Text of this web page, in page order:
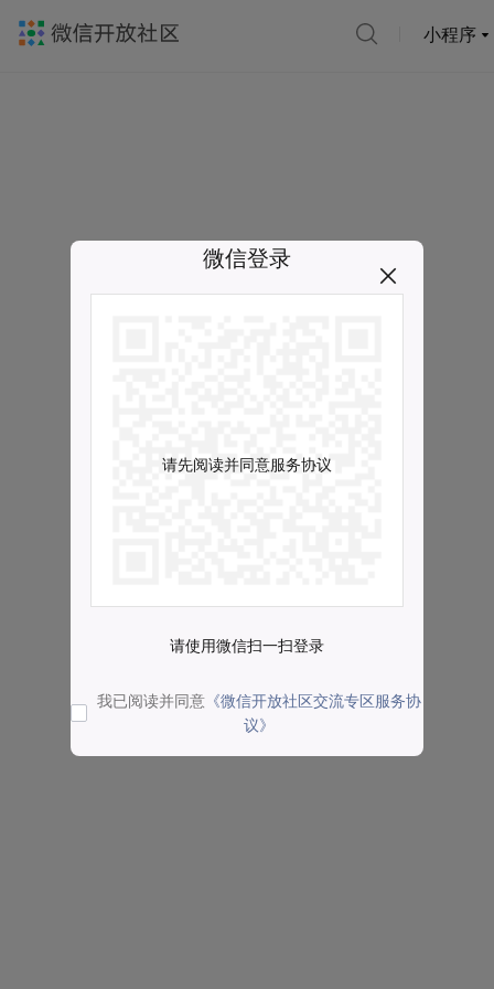
小程序
微信登录
请先阅读并同意服务协议
请使用微信扫一扫登录
我已阅读并同意 《微信开放社区交流专区服务协
议》